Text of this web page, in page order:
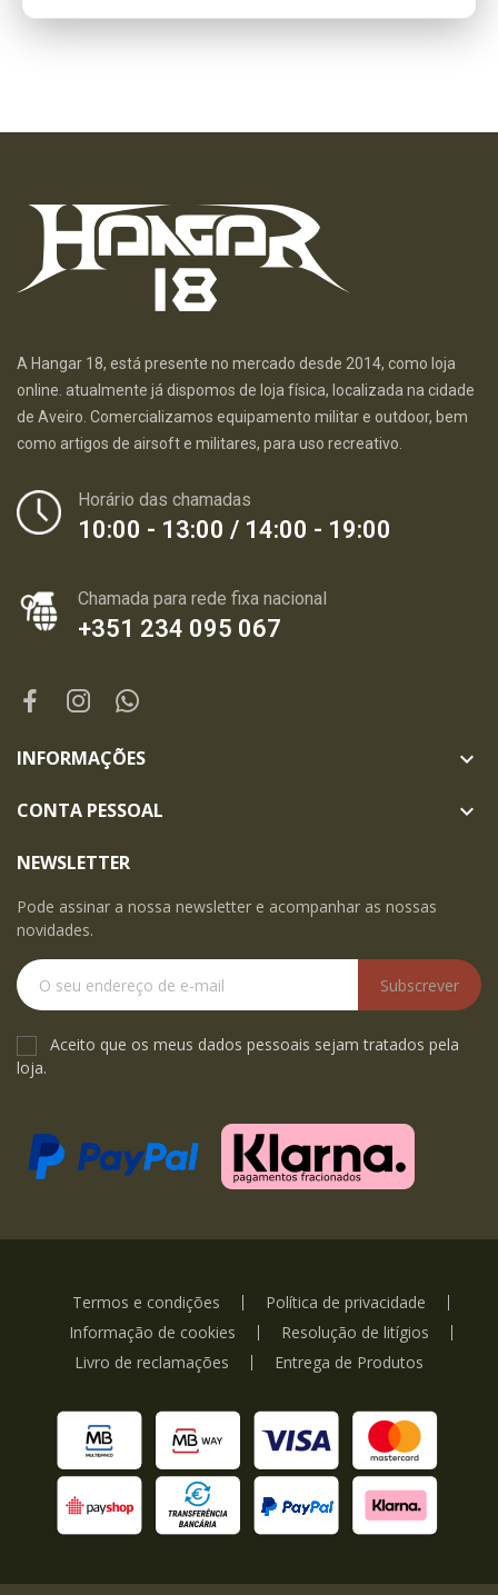
A Hangar 18, está presente no mercado desde 2014, como loja
online. atualmente já dispomos de loja física, localizada na cidade
de Aveiro. Comercializamos equipamento militar e outdoor, bem
como artigos de airsoft e militares, para uso recreativo.
Horário das chamadas
10:00 - 13:00 / 14:00 - 19:00
Chamada para rede fixa nacional
+351 234 095 067
INFORMAÇÕES 
CONTA PESSOAL 
NEWSLETTER
Pode assinar a nossa newsletter e acompanhar as nossas
novidades.
Subscrever
Aceito que os meus dados pessoais sejam tratados pela
loja.
Termos e condições
Política de privacidade
Informação de cookies
Resolução de litígios
Livro de reclamações
Entrega de Produtos